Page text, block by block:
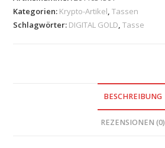
Kategorien: Krypto-Artikel,Tassen
Schlagwörter: DIGITAL GOLD,Tasse
BESCHREIBUNG
REZENSIONEN (0)